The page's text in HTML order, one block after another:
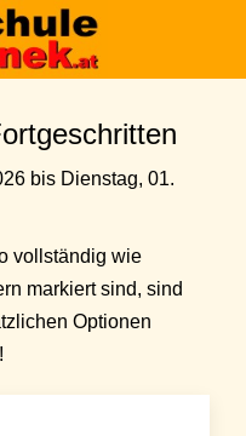
bis Dienstag, 01.
vollständig wie
markiert sind, sind
Optionen